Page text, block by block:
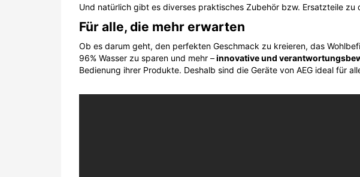
Und natürlich gibt es diverses praktisches Zubehör bzw. Ersatzteile zu
Für alle, die mehr erwarten
Ob es darum geht, den perfekten Geschmack zu kreieren, das
96% Wasser zu sparen und mehr –innovative und
Bedienung ihrer Produkte. Deshalb sind die Geräte von AEG ideal für